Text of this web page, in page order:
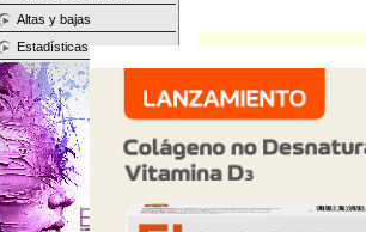
Altas y bajas
Estadísticas